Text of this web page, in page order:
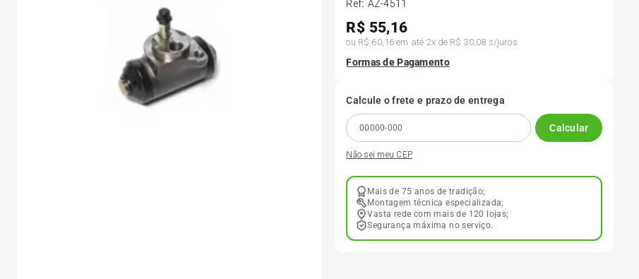
Ref: AZ-4511
R$ 55,16
ou R$ 60,16 em até 2x de R$ 30,08 s/juros
Formas de Pagamento
Calcule o frete e prazo de entrega
Calcular
Não sei meu CEP
Mais de 75 anos de tradição;
Montagem técnica especializada;
Vasta rede com mais de 120 lojas;
Segurança máxima no serviço.
185 65r15
185 60r15
195 55r15
Pneu